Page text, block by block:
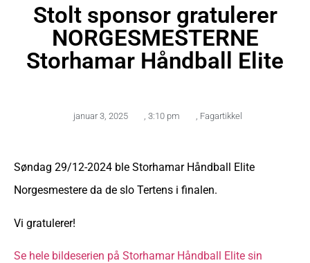
Stolt sponsor gratulerer
NORGESMESTERNE
Storhamar Håndball Elite
januar 3, 2025 3:10 pm Fagartikkel
Søndag 29/12-2024 ble Storhamar Håndball Elite
Norgesmestere da de slo Tertens i finalen.
Vi gratulerer!
Se hele bildeserien på Storhamar Håndball Elite sin